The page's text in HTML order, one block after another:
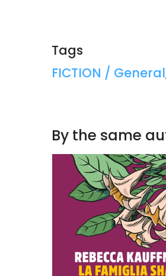
Tags
Tags:
FICTION / General
By the same